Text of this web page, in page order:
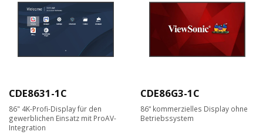
CDE8631-1C
86" 4K-Profi-Display für den
gewerblichen Einsatz mit ProAV-
Integration
CDE86G3-1C
86“ kommerzielles Display ohne
Betriebssystem